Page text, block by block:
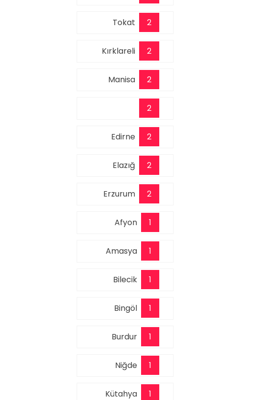
Tokat 2
Kırklareli 2
Manisa 2
2
Edirne 2
Elazığ 2
Erzurum 2
Afyon 1
Amasya 1
Bilecik 1
Bingöl 1
Burdur 1
Niğde 1
Kütahya 1